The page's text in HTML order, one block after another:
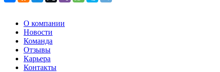
О компании
Новости
Команда
Отзывы
Карьера
Контакты